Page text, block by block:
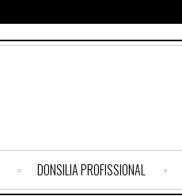
DONSILIA PROFISSIONAL